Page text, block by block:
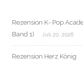
Rezension K- Pop
Band 1)
Juli 20, 2026
Rezension Herz König